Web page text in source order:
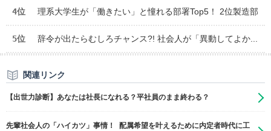
4位 理系大学生が「働きたい」と憧れる部署Top5！ 2位製造部
5位 辞令が出たらむしろチャンス?! 社会人が「異動してよか...
関連リンク
【出世力診断】あなたは社長になれる？平社員のまま終わる？
先輩社会人の「ハイカツ」事情！ 配属希望を叶えるために内定者時代に工